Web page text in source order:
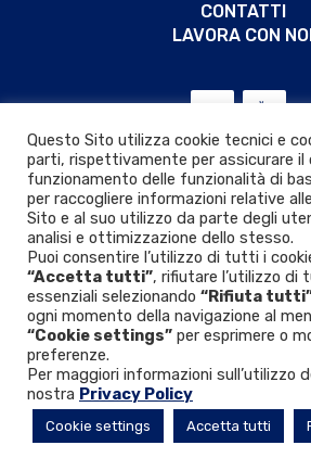
CONTATTI
LAVORA CON
Privacy & Cookie policy
© 2026 VIR VALVOINDUSTRIA
Questo Sito utilizza cookie tecnici e
parti, rispettivamente per assicurare
funzionamento delle funzionalità di
per raccogliere informazioni relative
Sito e al suo utilizzo da parte degli
analisi e ottimizzazione dello stesso.
Puoi consentire l’utilizzo di tutti i
“Accetta tutti”, rifiutare l’utilizzo di
essenziali selezionando “Rifiuta
ogni momento della navigazione al
“Cookie settings” per esprimere o
preferenze.
Per maggiori informazioni sull’utilizzo
nostra Privacy Policy
Cookie settings Accetta tutti